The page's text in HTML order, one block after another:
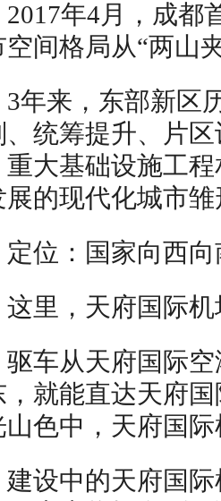
年4月，成都首
空间格局从“两山
来，东部新区历
、统筹提升、片
重大基础设施工
展的现代化城市
：国家向西向
，天府国际机
从天府国际空
，就能直达天府
山色中，天府国
中的天府国际